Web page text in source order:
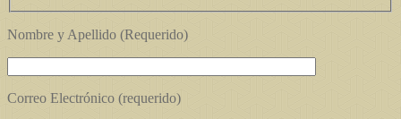
Nombre y Apellido (Requerido)
Correo Electrónico (requerido)